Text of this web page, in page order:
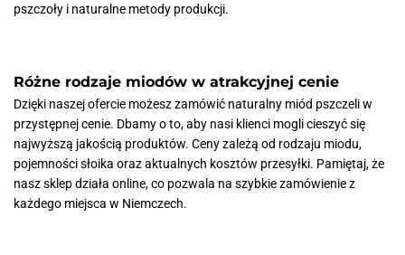
pszczoły i naturalne metody produkcji.
Różne rodzaje miodów w atrakcyjnej cenie
Dzięki naszej ofercie możesz zamówić naturalny miód pszczeli w
przystępnej cenie. Dbamy o to, aby nasi klienci mogli cieszyć się
najwyższą jakością produktów. Ceny zależą od rodzaju miodu,
pojemności słoika oraz aktualnych kosztów przesyłki. Pamiętaj, że
nasz sklep działa online, co pozwala na szybkie zamówienie z
każdego miejsca w Niemczech.